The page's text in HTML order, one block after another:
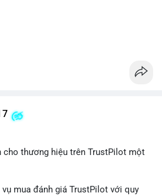
cho thương hiệu trên TrustPilot một
mua đánh giá TrustPilot với quy